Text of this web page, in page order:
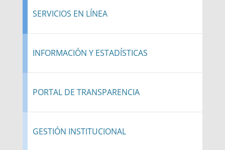
SERVICIOS EN LÍNEA
INFORMACIÓN Y ESTADÍSTICAS
PORTAL DE TRANSPARENCIA
GESTIÓN INSTITUCIONAL